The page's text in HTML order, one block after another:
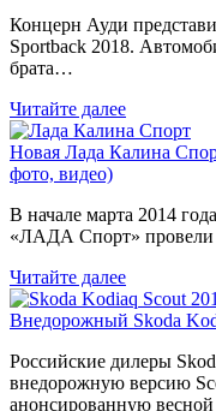
Концерн Ауди
Sportback 2018.
брата…
Читайте далее
Новая Лада Калина
фото, видео)
В начале марта 2014
«ЛАДА Спорт»
Читайте далее
Внедорожный Skoda
Российские дилеры
внедорожную версию
анонсированную